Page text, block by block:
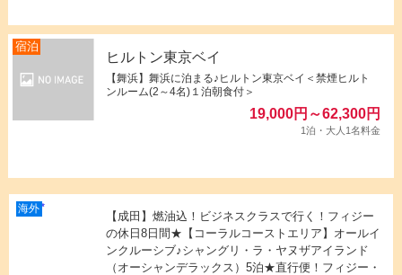
ヒルトン東京ベイ
【舞浜】舞浜に泊まる♪ヒルトン東京ベイ＜禁煙ヒルト
ンルーム(2～4名)１泊朝食付＞
19,000円 ～62,300円
1泊・大人1名料金
海外
【成田】燃油込！ビジネスクラスで行く！フィジー
の休日8日間★【コーラルコーストエリア】オールイ
ンクルーシブ♪シャングリ・ラ・ヤヌザアイランド
（オーシャンデラックス）5泊★直行便！フィジー・